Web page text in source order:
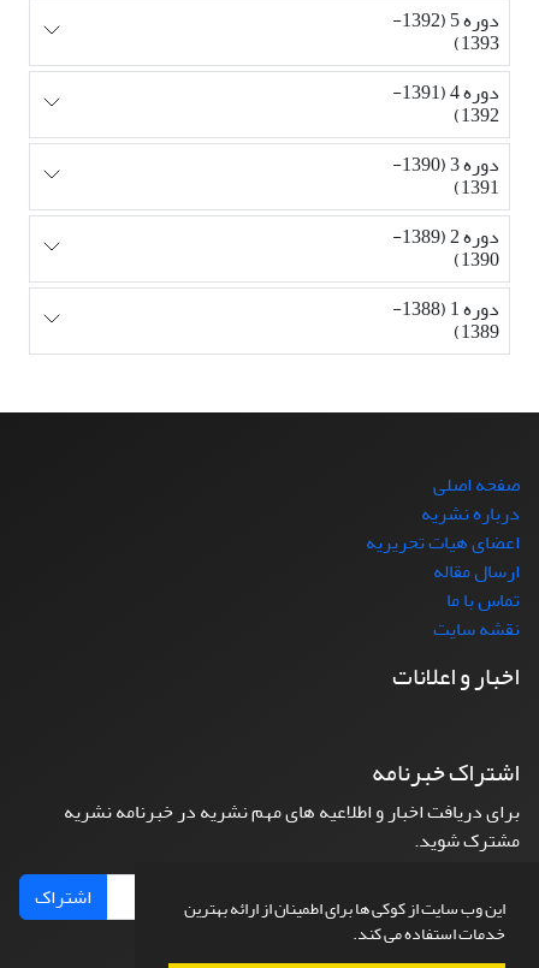
این وب سایت از کوکی ها برای اطمینان از ارائه بهترین
خدمات استفاده می کند.
دوره 5 (1392-
1393)
دوره 4 (1391-
1392)
دوره 3 (1390-
1391)
دوره 2 (1389-
1390)
دوره 1 (1388-
1389)
صفحه اصلی
درباره نشریه
اعضای هیات تحریریه
ارسال مقاله
تماس با ما
نقشه سایت
اخبار و اعلانات
اشتراک خبرنامه
برای دریافت اخبار و اطلاعیه های مهم نشریه در خبرنامه نشریه
مشترک شوید.
اشتراک